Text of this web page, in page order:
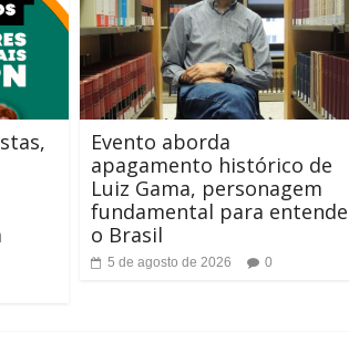
Evento aborda
apagamento histórico de
Luiz Gama, personagem
fundamental para
o Brasil
5 de agosto de 2026 0